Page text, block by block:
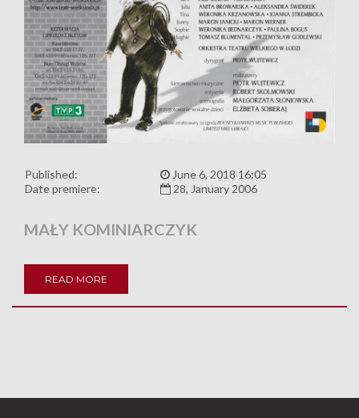
Published:
June 6, 2018 16:05
Date premiere:
28, January 2006
MAŁY KOMINIARCZYK
READ MORE